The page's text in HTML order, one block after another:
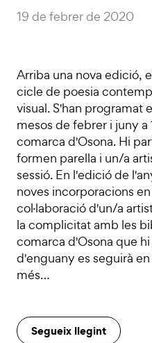
19 de febrer de 2020
Arriba una nova edició,
cicle de poesia
visual. S'han programat
mesos de febrer i juny
comarca d'Osona. Hi
formen parella i un/a
sessió. En l'edició de
noves incorporacions
col·laboració d'un/a
la complicitat amb les
comarca d'Osona que
d'enguany es seguirà
més…
Segueix llegint